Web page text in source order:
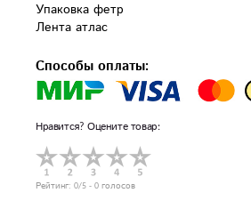
Упаковка фетр
Лента атлас
Способы оплаты:
Нравится? Оцените товар:
Рейтинг: 0/5 - 0 голосов